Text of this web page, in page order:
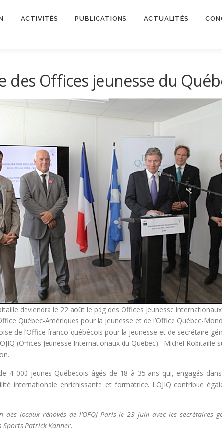
ACTIVITÉS PUBLICATIONS ACTUALITÉS
des Offices jeunesse du
deviendra le 22 août le pdg des Offices jeunesse
Québec-Amériques pour la jeunesse et de l’Office Québec-
de l’Office franco-québécois pour la jeunesse et de secrétaire
(Offices Jeunesse Internationaux du Québec). Michel Robitaille
4 000 jeunes Québécois âgés de 18 à 35 ans qui, engagés
internationale enrichissante et formatrice. LOJIQ contribue
locaux rénovés de l’OFQJ Paris le 23 juin avec les secrétaires
Sports Patrick Kanner.